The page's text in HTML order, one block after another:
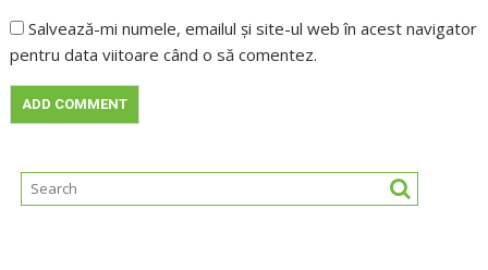
Salvează-mi numele, emailul și site-ul web în acest navigator
pentru data viitoare când o să comentez.